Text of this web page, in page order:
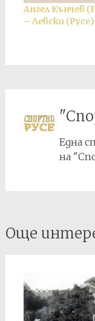
резултат 3:0 в
на Ангел Кънчев.
Ангел Кънчев
– Левски (Русе)
Една
на
Post
navigation
Още